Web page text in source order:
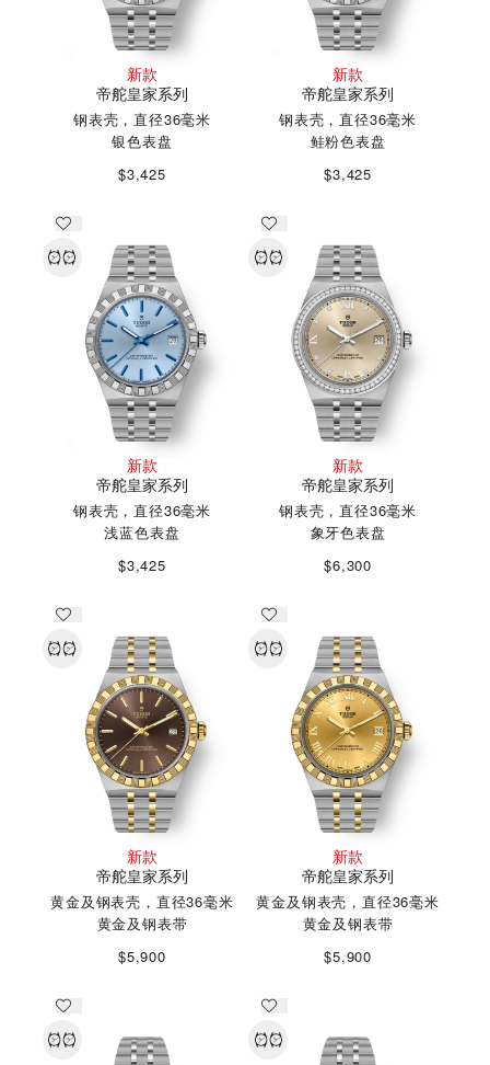
新款
帝舵皇家系列
钢表壳，直径36毫米
银色表盘
$3,425
新款
帝舵皇家系列
钢表壳，直径36毫米
鲑粉色表盘
$3,425
新款
帝舵皇家系列
钢表壳，直径36毫米
浅蓝色表盘
$3,425
新款
帝舵皇家系列
钢表壳，直径36毫米
象牙色表盘
$6,300
新款
帝舵皇家系列
黄金及钢表壳，直径36毫米
黄金及钢表带
$5,900
新款
帝舵皇家系列
黄金及钢表壳，直径36毫米
黄金及钢表带
$5,900